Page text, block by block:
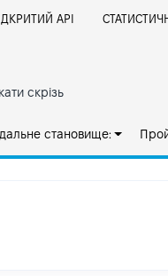
АРІ
скрізь
становище: